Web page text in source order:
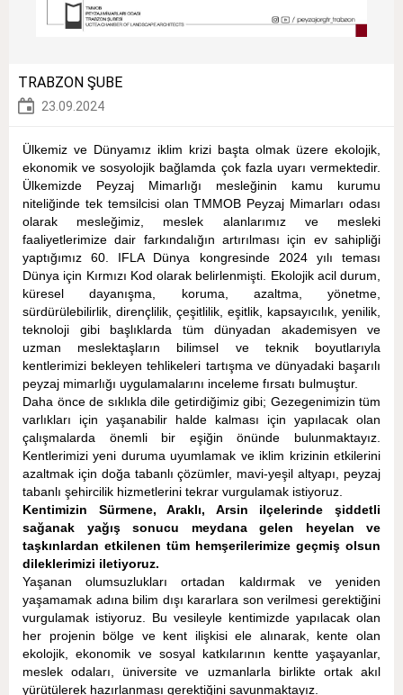
TRABZON ŞUBE
23.09.2024
Ülkemiz ve Dünyamız iklim krizi başta olmak üzere ekolojik,
ekonomik ve sosyolojik bağlamda çok fazla uyarı vermektedir.
Ülkemizde Peyzaj Mimarlığı mesleğinin kamu kurumu
niteliğinde tek temsilcisi olan TMMOB Peyzaj Mimarları odası
olarak mesleğimiz, meslek alanlarımız ve mesleki
faaliyetlerimize dair farkındalığın artırılması için ev sahipliği
yaptığımız 60. IFLA Dünya kongresinde 2024 yılı teması
Dünya için Kırmızı Kod olarak belirlenmişti. Ekolojik acil durum,
küresel dayanışma, koruma, azaltma, yönetme,
sürdürülebilirlik, dirençlilik, çeşitlilik, eşitlik, kapsayıcılık, yenilik,
teknoloji gibi başlıklarda tüm dünyadan akademisyen ve
uzman meslektaşların bilimsel ve teknik boyutlarıyla
kentlerimizi bekleyen tehlikeleri tartışma ve dünyadaki başarılı
peyzaj mimarlığı uygulamalarını inceleme fırsatı bulmuştur.
Daha önce de sıklıkla dile getirdiğimiz gibi; Gezegenimizin tüm
varlıkları için yaşanabilir halde kalması için yapılacak olan
çalışmalarda önemli bir eşiğin önünde bulunmaktayız.
Kentlerimizi yeni duruma uyumlamak ve iklim krizinin etkilerini
azaltmak için doğa tabanlı çözümler, mavi-yeşil altyapı, peyzaj
tabanlı şehircilik hizmetlerini tekrar vurgulamak istiyoruz.
Kentimizin Sürmene, Araklı, Arsin ilçelerinde şiddetli
sağanak yağış sonucu meydana gelen heyelan ve
taşkınlardan etkilenen tüm hemşerilerimize geçmiş olsun
dileklerimizi iletiyoruz.
Yaşanan olumsuzlukları ortadan kaldırmak ve yeniden
yaşamamak adına bilim dışı kararlara son verilmesi gerektiğini
vurgulamak istiyoruz. Bu vesileyle kentimizde yapılacak olan
her projenin bölge ve kent ilişkisi ele alınarak, kente olan
ekolojik, ekonomik ve sosyal katkılarının kentte yaşayanlar,
meslek odaları, üniversite ve uzmanlarla birlikte ortak akıl
yürütülerek hazırlanması gerektiğini savunmaktayız.